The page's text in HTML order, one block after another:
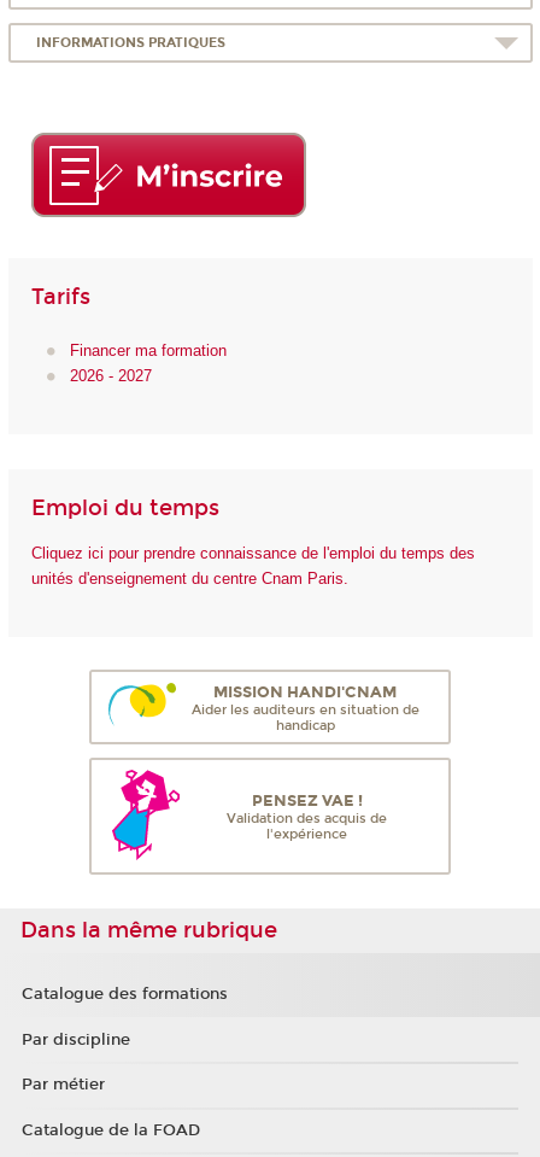
INFORMATIONS PRATIQUES
Tarifs
Financer ma formation
2026 - 2027
Emploi du temps
Cliquez ici pour prendre connaissance de l'emploi du temps des
unités d'enseignement du centre Cnam Paris.
MISSION HANDI'CNAM
Aider les auditeurs en situation de
handicap
PENSEZ VAE !
Validation des acquis de
l'expérience
Dans la même rubrique
Catalogue des formations
Par discipline
Par métier
Catalogue de la FOAD